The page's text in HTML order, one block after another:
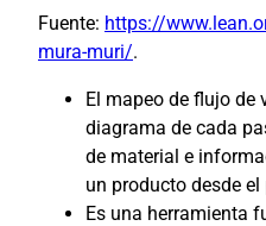
Fuente: https://
mura-muri/.
El mapeo de flujo de
diagrama de cada
de material e
un producto desde
Es una herramienta